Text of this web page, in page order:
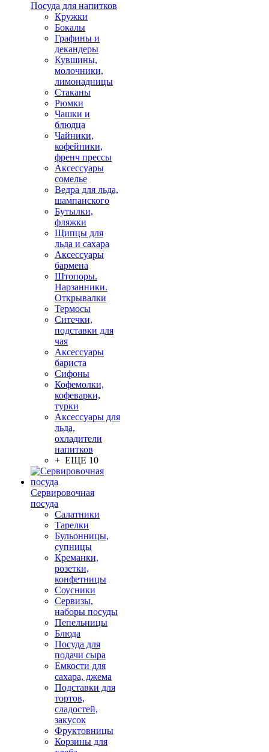
Посуда для напитков
Кружки
Бокалы
Графины и
декандеры
Кувшины,
молочники,
лимонадницы
Стаканы
Рюмки
Чашки и
блюдца
Чайники,
кофейники,
френч прессы
Аксессуары
сомелье
Ведра для льда,
шампанского
Бутылки,
фляжки
Щипцы для
льда и сахара
Аксессуары
бармена
Штопоры.
Нарзанники.
Открывалки
Термосы
Ситечки,
подставки для
чая
Аксессуары
бариста
Сифоны
Кофемолки,
кофеварки,
турки
Аксессуары для
льда,
охладители
напитков
+ ЕЩЕ 10
Сервировочная
посуда
Салатники
Тарелки
Бульонницы,
супницы
Креманки,
розетки,
конфетницы
Соусники
Сервизы,
наборы посуды
Пепельницы
Блюда
Посуда для
подачи сыра
Емкости для
сахара, джема
Подставки для
тортов,
сладостей,
закусок
Фруктовницы
Корзины для